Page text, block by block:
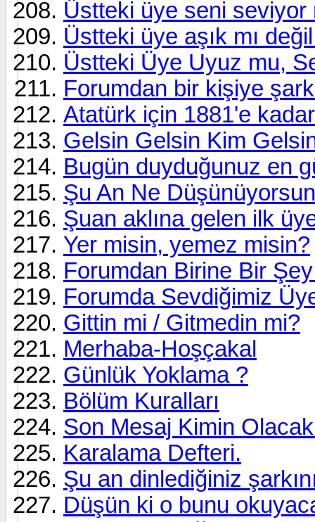
Üstteki üye seni seviyor
Üstteki üye aşık mı
Üstteki Üye Uyuz mu,
Forumdan bir kişiye
Atatürk için 1881'e
Gelsin Gelsin Kim
Bugün duyduğunuz en
Şu An Ne
Şuan aklına gelen ilk
Yer misin, yemez misin?
Forumdan Birine Bir
Forumda Sevdiğimiz
Gittin mi / Gitmedin mi?
Merhaba-Hoşçakal
Günlük Yoklama ?
Bölüm Kuralları
Son Mesaj Kimin
Karalama Defteri.
Şu an dinlediğiniz
Düşün ki o bunu